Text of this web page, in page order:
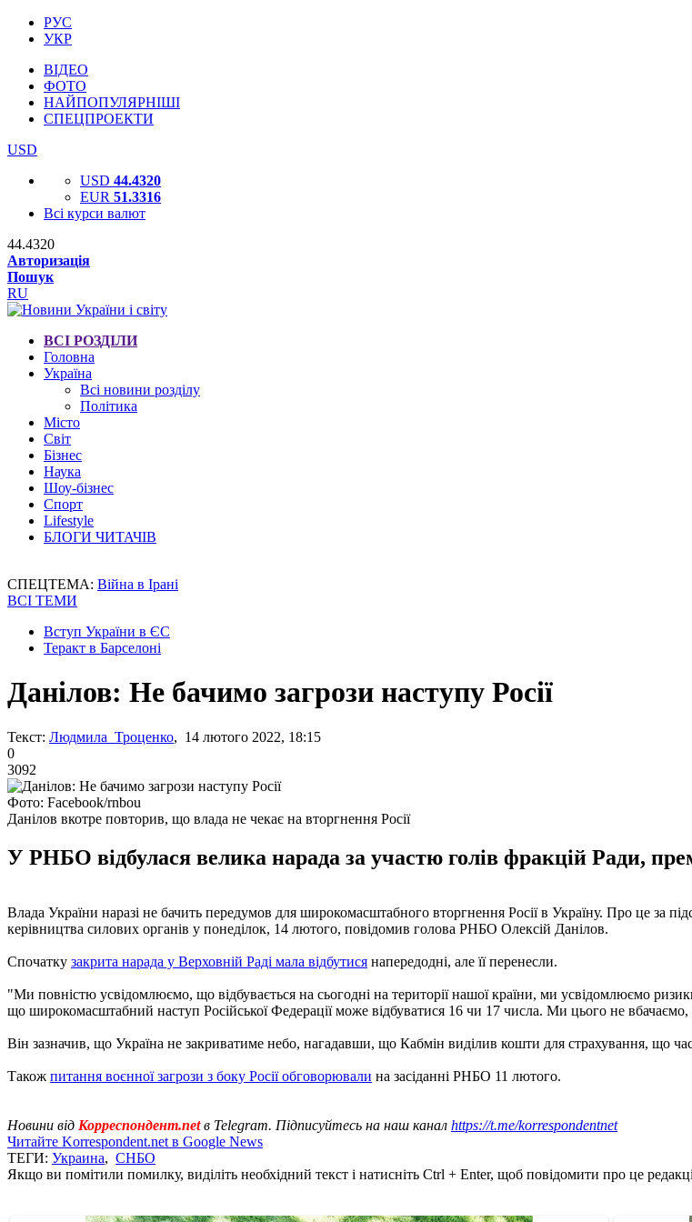
РУС
УКР
ВІДЕО
ФОТО
НАЙПОПУЛЯРНІШІ
СПЕЦПРОЕКТИ
USD
USD 44.4320
EUR 51.3316
Всі курси валют
44.4320
Авторизація
Пошук
RU
ВСІ РОЗДІЛИ
Головна
Україна
Всі новини розділу
Політика
Місто
Світ
Бізнес
Наука
Шоу-бізнес
Спорт
Lifestyle
БЛОГИ ЧИТАЧІВ
СПЕЦТЕМА: Війна в Ірані
ВСІ ТЕМИ
Вступ України в ЄС
Теракт в Барселоні
Данілов: Не бачимо загрози наступу Росії
Текст: Людмила Троценко, 14 лютого 2022, 18:15
0
3092
Фото: Facebook/rnbou
Данілов вкотре повторив, що влада не чекає на вторгнення Росії
У РНБО відбулася велика нарада за участю голів фракцій Ради,
Влада України наразі не бачить передумов для широкомасштабного вторгнення Росії в Україну. Про це за
керівництва силових органів у понеділок, 14 лютого, повідомив голова РНБО Олексій Данілов.
Спочатку закрита нарада у Верховній Раді мала відбутися напередодні, але її перенесли.
"Ми повністю усвідомлюємо, що відбувається на сьогодні на території нашої країни, ми усвідомлюємо
що широкомасштабний наступ Російської Федерації може відбуватися 16 чи 17 числа. Ми цього не
Він зазначив, що Україна не закриватиме небо, нагадавши, що Кабмін виділив кошти для страхування, що
Також питання воєнної загрози з боку Росії обговорювали на засіданні РНБО 11 лютого.
Новини від Корреспондент.netв Telegram. Підписуйтесь на наш канал https://t.me/korrespondentnet
Читайте Korrespondent.net в Google News
ТЕГИ: Украина, СНБО
Якщо ви помітили помилку, виділіть необхідний текст і натисніть Ctrl + Enter, щоб повідомити про це